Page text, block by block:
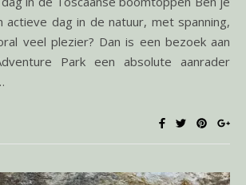
actieve dag in de natuur, met spanning,
veel plezier? Dan is een bezoek aan
Park een absolute aanrader